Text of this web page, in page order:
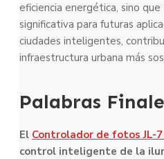
eficiencia energética, sino
significativa para futuras
ciudades inteligentes,
infraestructura urbana más
Palabras
El Controlador de fotos JL-
control inteligente de la